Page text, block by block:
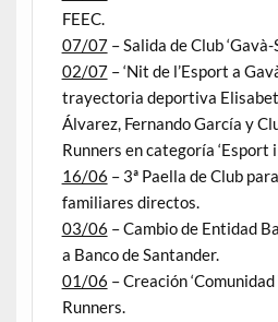
FEEC.
07/07– Salida de Club ‘Gavà-
02/07– ‘Nit de l’Esport a
trayectoria deportiva
Álvarez, Fernando García y
Runners en categoría ‘Esport
16/06 – 3ª Paella de Club
familiares directos.
03/06 – Cambio de Entidad
a Banco de Santander.
01/06 – Creación
Runners.